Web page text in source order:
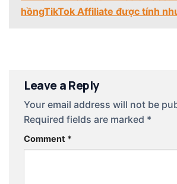
hồngTikTok Affiliate được tính
Leave a Reply
Your email address will not be
Required fields are marked *
Comment *